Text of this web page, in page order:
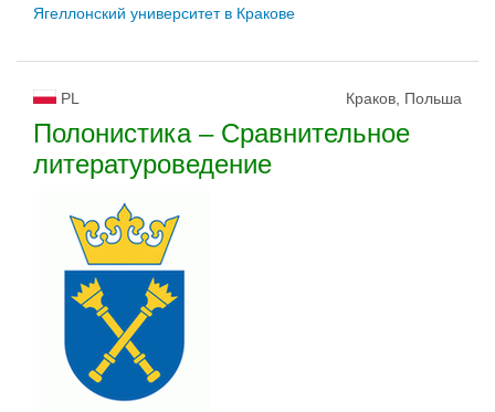
Ягеллонский университет в Кракове
PL Краков, Польша
Полонистика – Сравнительное
литературоведение